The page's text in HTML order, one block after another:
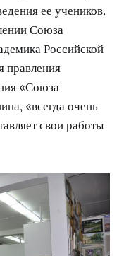
ее учеников.
Союза
Российской
правления
«Союза
«всегда очень
свои работы